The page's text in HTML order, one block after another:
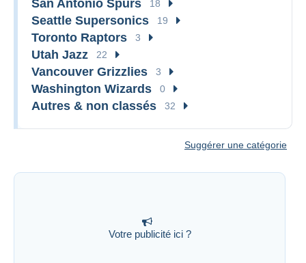
Votre publicité ici ?
San Antonio Spurs 18
Seattle Supersonics 19
Toronto Raptors 3
Utah Jazz 22
Vancouver Grizzlies 3
Washington Wizards 0
Autres & non classés 32
Suggérer une catégorie